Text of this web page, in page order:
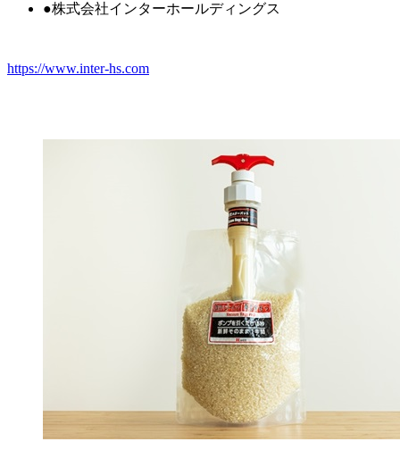
●株式会社インターホールディングス
https://www.inter-hs.com